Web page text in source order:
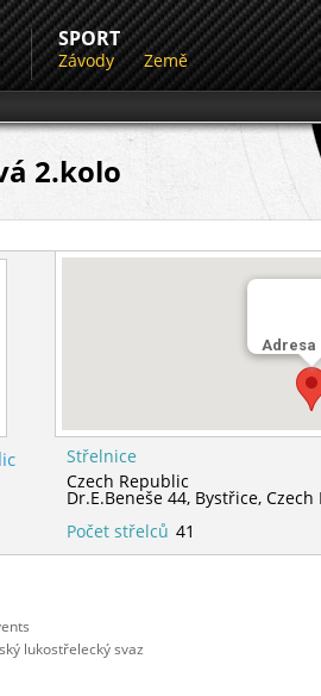
SPORT
Závody Země
2.kolo
Adresa
Střelnice
Czech Republic
Dr.E.Beneše 44, Bystřice,Czech
Počet střelců 41
lukostřelecký svaz